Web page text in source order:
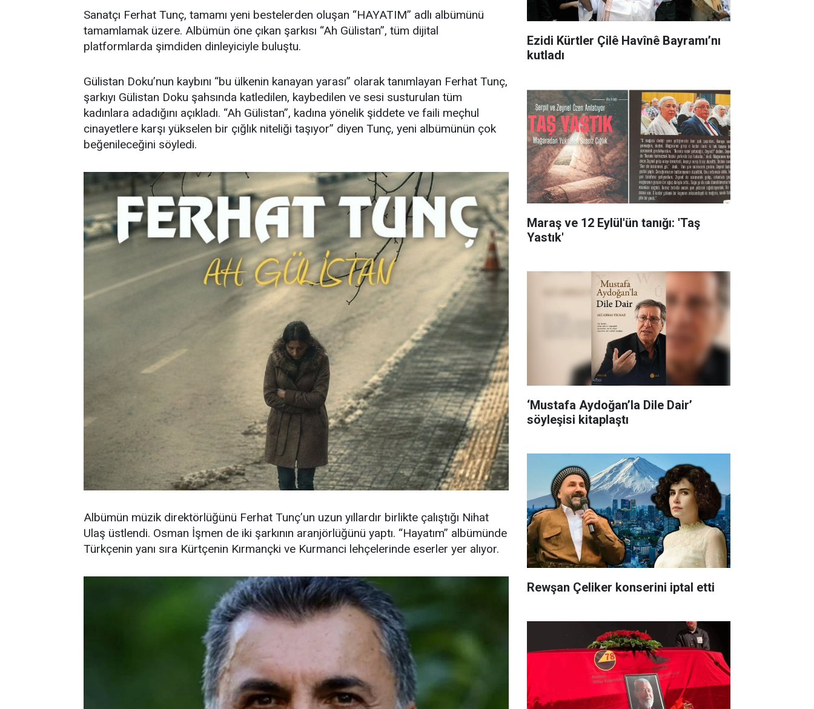
Sanatçı Ferhat Tunç, tamamı yeni bestelerden oluşan “HAYATIM” adlı albümünü
tamamlamak üzere. Albümün öne çıkan şarkısı “Ah Gülistan”, tüm dijital
platformlarda şimdiden dinleyiciyle buluştu.
Gülistan Doku’nun kaybını “bu ülkenin kanayan yarası” olarak tanımlayan Ferhat Tunç,
şarkıyı Gülistan Doku şahsında katledilen, kaybedilen ve sesi susturulan tüm
kadınlara adadığını açıkladı. “Ah Gülistan”, kadına yönelik şiddete ve faili meçhul
cinayetlere karşı yükselen bir çığlık niteliği taşıyor” diyen Tunç, yeni albümünün çok
beğenileceğini söyledi.
Albümün müzik direktörlüğünü Ferhat Tunç’un uzun yıllardır birlikte çalıştığı Nihat
Ulaş üstlendi. Osman İşmen de iki şarkının aranjörlüğünü yaptı. “Hayatım” albümünde
Türkçenin yanı sıra Kürtçenin Kırmançki ve Kurmanci lehçelerinde eserler yer alıyor.
Ezidi Kürtler Çilê Havînê Bayramı’nı
kutladı
Maraş ve 12 Eylül'ün tanığı: 'Taş
Yastık'
‘Mustafa Aydoğan’la Dile Dair’
söyleşisi kitaplaştı
Rewşan Çeliker konserini iptal etti